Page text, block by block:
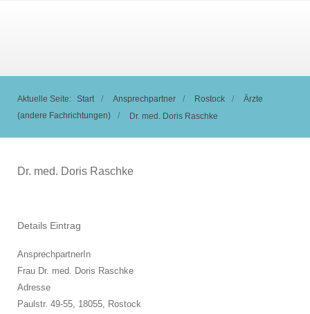
Aktuelle Seite: Start Ansprechpartner Rostock
Ärzte
(andere Fachrichtungen)
Dr. med. Doris Raschke
Dr. med. Doris Raschke
Details Eintrag
AnsprechpartnerIn
Frau Dr. med. Doris Raschke
Adresse
Paulstr. 49-55, 18055, Rostock